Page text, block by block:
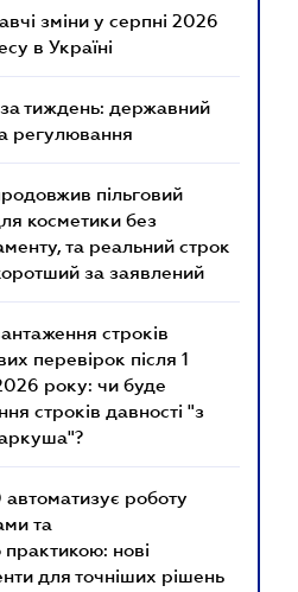
зміни у серпні 2026
в Україні
тиждень: державний
регулювання
пільговий
косметики без
та реальний строк
за заявлений
строків
перевірок після 1
року: чи буде
строків давності "з
роботу
та
нові
для точніших рішень